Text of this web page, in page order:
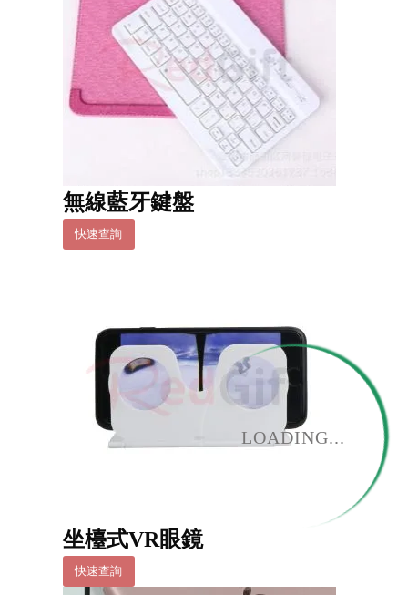
LOADING...
無線藍牙鍵盤
快速查詢
坐檯式VR眼鏡
快速查詢